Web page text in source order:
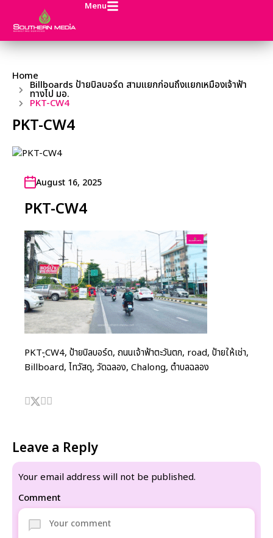
Menu
Home
Billboards ป้ายบิลบอร์ด สามแยกก่อนถึงแยกเหมืองเจ้าฟ้า
ทางไป มอ.
PKT-CW4
PKT-CW4
August 16, 2025
PKT-CW4
PKT-ฺCW4, ป้ายบิลบอร์ด, ถนนเจ้าฟ้าตะวันตก, road, ป้ายให้เช่า,
Billboard, ไทวัสดุ, วัดฉลอง, Chalong, ตำบลฉลอง
Leave a Reply
Your email address will not be published.
Comment